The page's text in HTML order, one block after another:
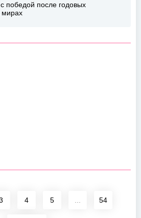
победой после годовых
мирах
4 5 54